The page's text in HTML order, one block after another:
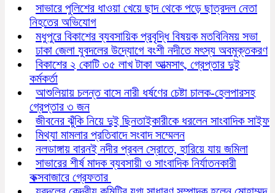
সাভারে পুলিশের ধাওয়া খেয়ে ছাদ থেকে পড়ে ছাত্রদল নেতা
নিহতের অভিযোগ
মধুপুরে বিকাশের ব্যবসায়িক প্রবৃদ্ধি বিষয়ক মতবিনিময় সভা
ঢাকা জেলা যুবদলের উদ্যোগে বংশী নদীতে মৎস্য অবমুক্তকরণ
বিকাশের ২ কোটি ৩৫ লাখ টাকা আত্মসাৎ, গ্রেপ্তার দুই
কর্মকর্তা
আশুলিয়ায় চলন্ত বাসে নারী ধর্ষণের চেষ্টা চালক-হেলপারসহ
গ্রেপ্তার ৩ জন
জীবনের ঝুঁকি নিয়ে দুই ছিনতাইকারীকে ধরলেন সাংবাদিক সাইফ
মিথ্যা মামলার প্রতিবাদে সংবাদ সম্মেলন
নলডাঙ্গায় বারনই নদীর প্রবল স্রোতে, হারিয়ে যায় জমিলা
সাভারের শীর্ষ মাদক ব্যবসায়ী ও সাংবাদিক নির্যাতনকারী
কক্সবাজারে গ্রেফতার